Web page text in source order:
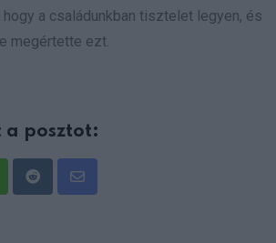
hogy a családunkban tisztelet legyen, és
megértette ezt.
a posztot:
RedditShare